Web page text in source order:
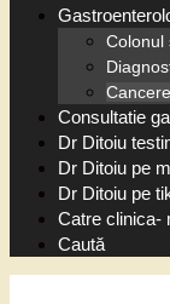
Colonul
Consultatie
Dr Ditoiu
Dr Ditoiu pe
Dr Ditoiu pe
Catre clinica-
Caută